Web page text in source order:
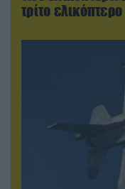
τρίτο ελικόπτερο